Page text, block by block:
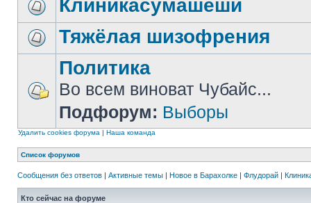
Клиникасумашеши
Тяжёлая шизофрения
Политика
Во всем виноват Чубайс...
Подфорум: Выборы
Удалить cookies форума | Наша команда
Список форумов
Сообщения без ответов | Активные темы | Новое в Барахолке | Флудорай |
Кто сейчас на форуме